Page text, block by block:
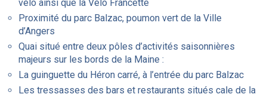
vélo ainsi que la Vélo Francette
Proximité du parc Balzac, poumon vert de la Ville
d’Angers
Quai situé entre deux pôles d’activités saisonnières
majeurs sur les bords de la Maine :
La guinguette du Héron carré, à l’entrée du parc Balzac
Les tressasses des bars et restaurants situés cale de la